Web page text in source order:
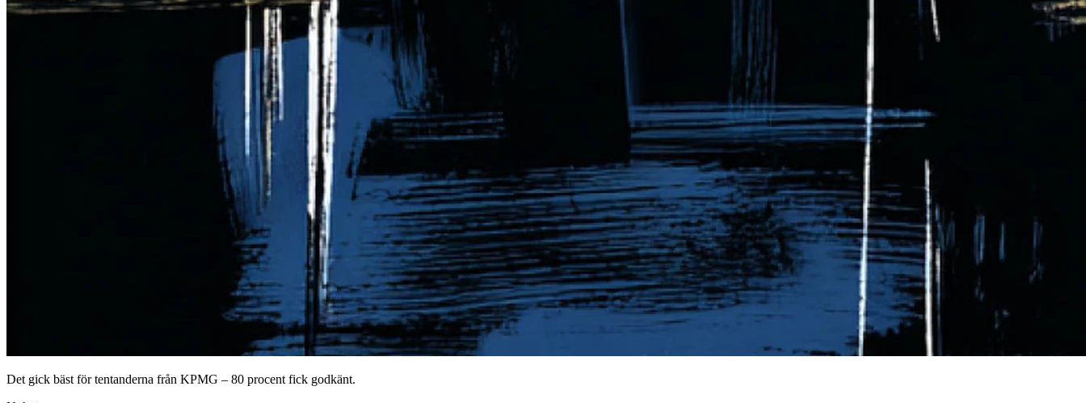
Det gick bäst för tentanderna från KPMG – 80 procent fick godkänt.